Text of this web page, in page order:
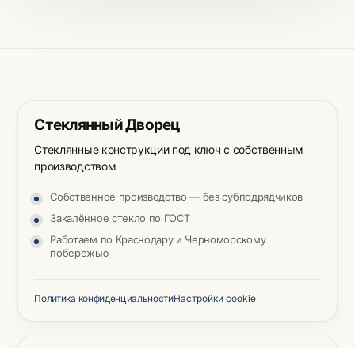
Стеклянный Дворец
Стеклянные конструкции под ключ с собственным
производством
Собственное производство — без субподрядчиков
Закалённое стекло по ГОСТ
Работаем по Краснодару и Черноморскому
побережью
Политика конфиденциальностиНастройки cookie